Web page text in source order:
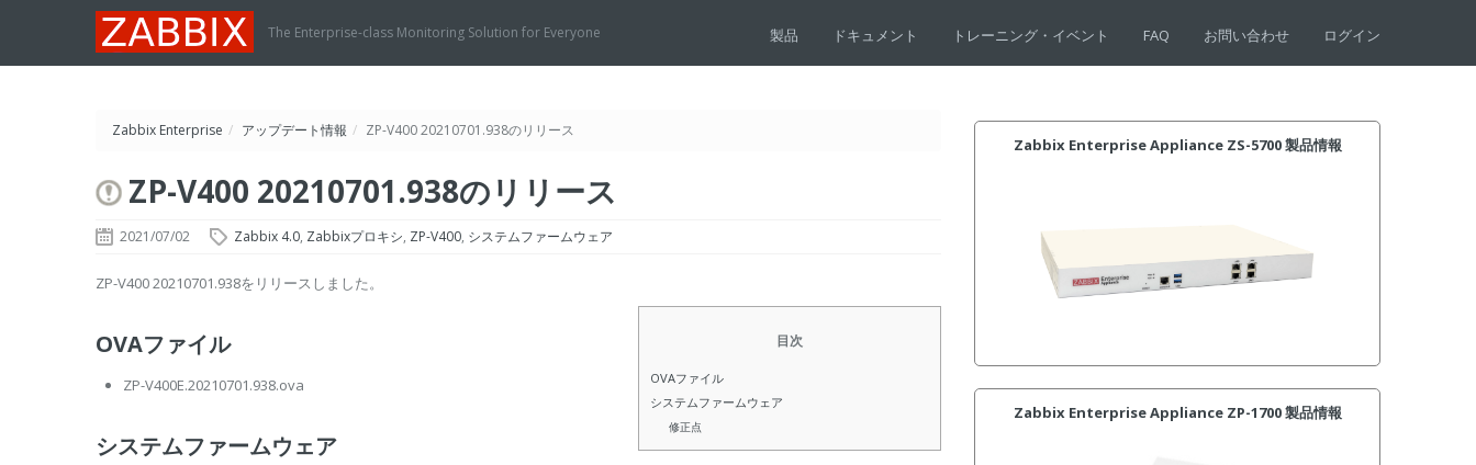
The Enterprise-class Monitoring Solution for Everyone 製品 ドキュメント トレーニング・イベント FAQ お問い合わせ ログイン
Zabbix Enterprise / アップデート情報 / ZP-V400 20210701.938のリリース
ZP-V400 20210701.938のリリース
2021/07/02 Zabbix 4.0, Zabbixプロキシ, ZP-V400, システムファームウェア
ZP-V400 20210701.938をリリースしました。
目次
OVAファイル
システムファームウェア
修正点
OVAファイル
ZP-V400E.20210701.938.ova
システムファームウェア
Zabbix Enterprise Appliance ZS-5700 製品情報
Zabbix Enterprise Appliance ZP-1700 製品情報